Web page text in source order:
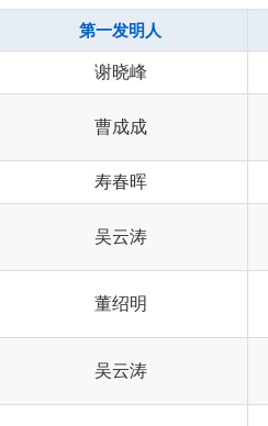
第一发明人
谢晓峰
曹成成
寿春晖
吴云涛
董绍明
吴云涛